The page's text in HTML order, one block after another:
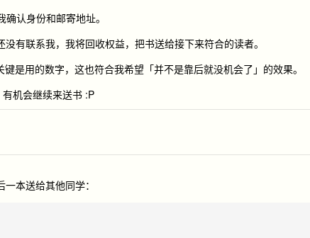
认身份和邮寄地址。
有联系我，我将回收权益，把书送给接下来符合的读者。
是用的数字，这也符合我希望「并不是靠后就没机会了」的效果。
机会继续来送书 :P
本送给其他同学：